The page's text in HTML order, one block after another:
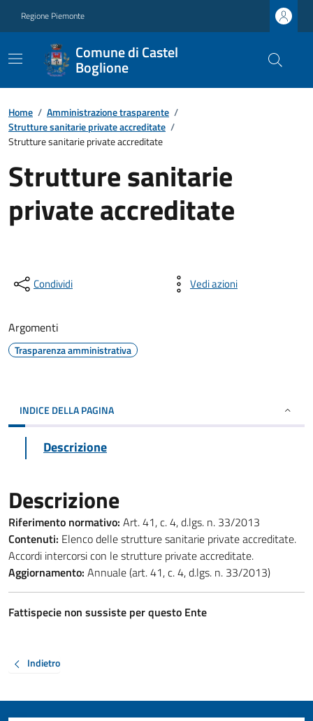
Regione Piemonte
Comune di Castel
Boglione
Home / Amministrazione trasparente /
Strutture sanitarie private accreditate /
Strutture sanitarie private accreditate
Strutture sanitarie
private accreditate
Condividi Vedi azioni
Argomenti
Trasparenza amministrativa
INDICE DELLA PAGINA
Descrizione
Descrizione
Riferimento normativo: Art. 41, c. 4, d.lgs. n. 33/2013
Contenuti: Elenco delle strutture sanitarie private accreditate.
Accordi intercorsi con le strutture private accreditate.
Aggiornamento: Annuale (art. 41, c. 4, d.lgs. n. 33/2013)
Fattispecie non sussiste per questo Ente
Indietro